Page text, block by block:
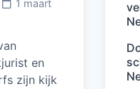
1 maart
en
zijn kijk